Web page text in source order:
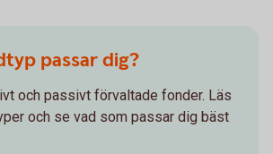
passar dig?
och passivt förvaltade fonder. Läs
och se vad som passar dig bäst